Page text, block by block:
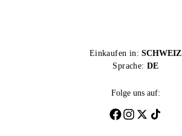
Einkaufen in: SCHWEIZ
Sprache: DE
Folge uns auf: